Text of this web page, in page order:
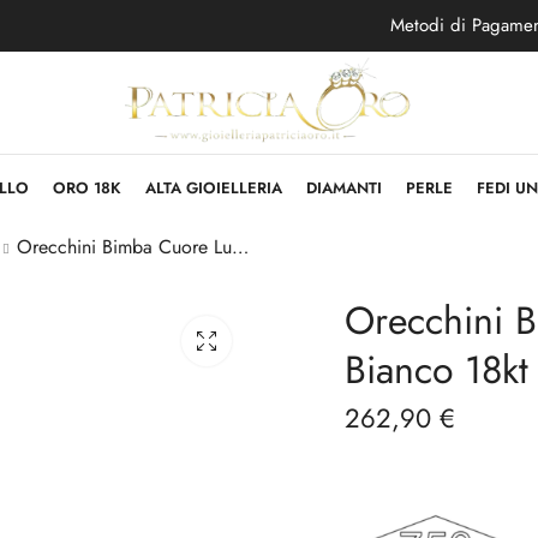
Metodi di
ORO 18K ALTA GIOIELLERIA DIAMANTI PERLE FEDI
Orecchini Bimba Cuore Lucido in Oro Bianco 18kt
Orecchini
Bianco 18kt
262,90 €